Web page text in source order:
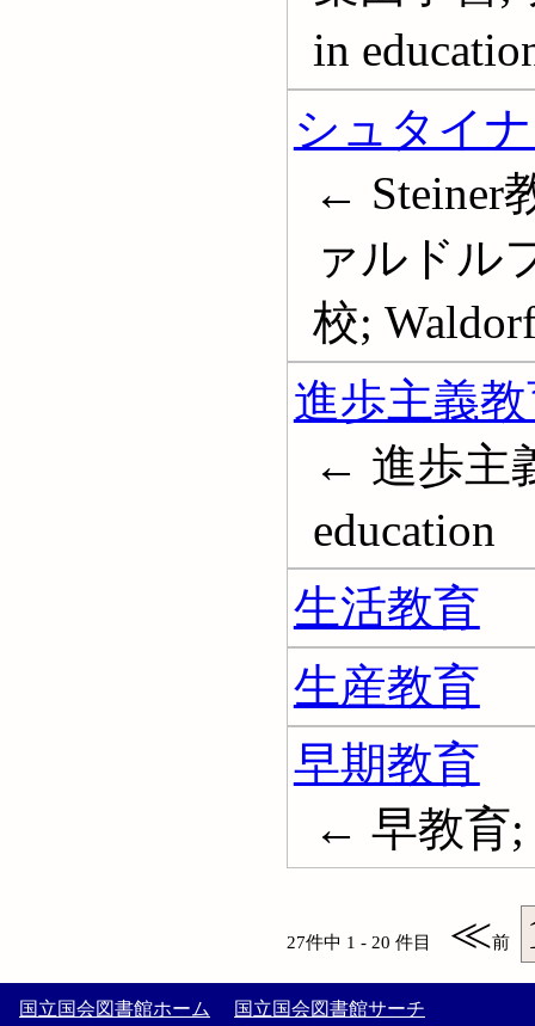
in
シュタイ
← Steiner
ァルドル
校;
進歩主義
← 進歩主
education
生活教育
生産教育
早期教育
← 早教育;
27件中 1 - 20 件目 ≪前
国立国会図書館ホーム 国立国会図書館サーチ